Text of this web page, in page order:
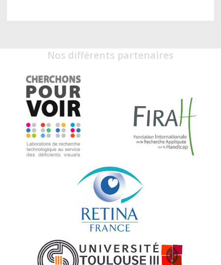
Nos différents partenaires